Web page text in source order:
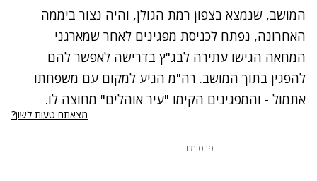
המושב, שנמצא בצפון רמת הגולן, והיה נצור ביממה
האחרונה, נפתח לכניסת מפגינים לאחר שמארגני
המחאה הגישו עתירה לבג"ץ בדרישה לאפשר להם
להפגין בתוך המושב. רה"מ הגיע למקום עם משפחתו
אתמול - והמפגינים הקימו "עיר אוהלים" מחוצה לו.
מצאתם טעות לשון?
פרסומת